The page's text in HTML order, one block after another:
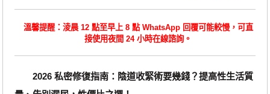
溫馨提醒：淩晨 12 點至早上 8 點 WhatsApp 回覆可能較慢，可直
接使用夜間 24 小時在線諮詢。
2026 私密修復指南：陰道收緊術要幾錢？提高性生活質